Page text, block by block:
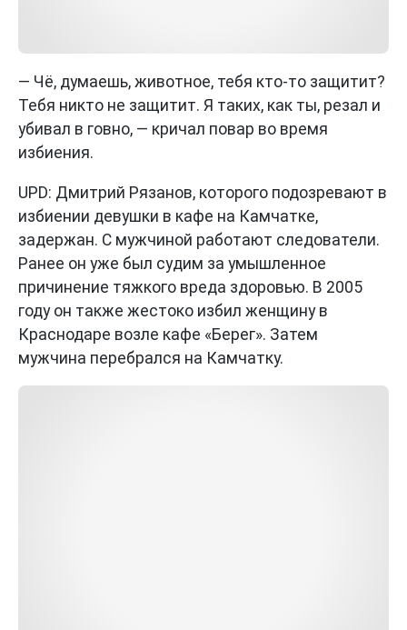
— Чё, думаешь, животное, тебя кто-то защитит?
Тебя никто не защитит. Я таких, как ты, резал и
убивал в говно, — кричал повар во время
избиения.
UPD: Дмитрий Рязанов, которого подозревают в
избиении девушки в кафе на Камчатке,
задержан. С мужчиной работают следователи.
Ранее он уже был судим за умышленное
причинение тяжкого вреда здоровью. В 2005
году он также жестоко избил женщину в
Краснодаре возле кафе «Берег». Затем
мужчина перебрался на Камчатку.